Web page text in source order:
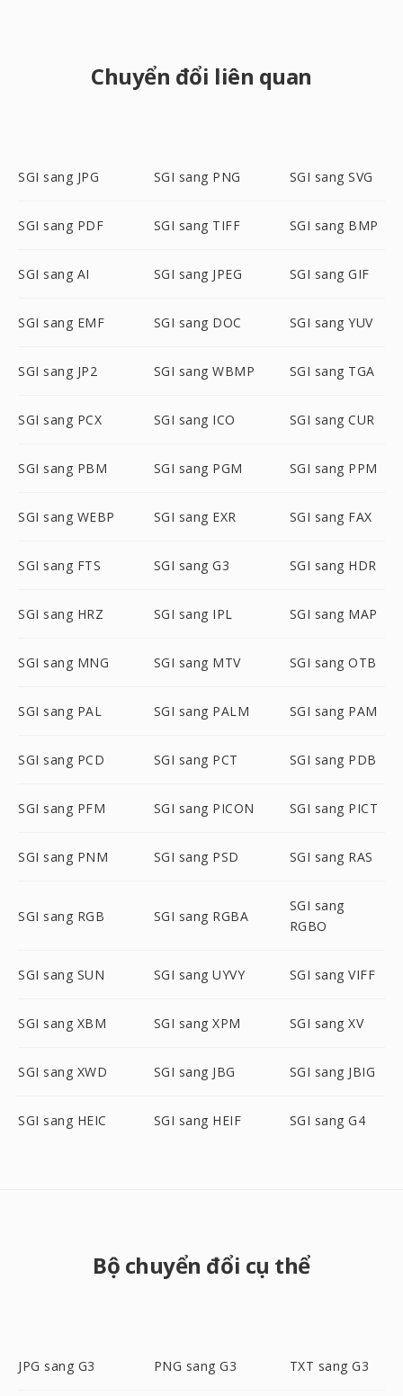
Chuyển đổi liên quan
SGI sang JPG SGI sang PNG SGI sang SVG
SGI sang PDF SGI sang TIFF SGI sang BMP
SGI sang AI SGI sang JPEG SGI sang GIF
SGI sang EMF SGI sang DOC SGI sang YUV
SGI sang JP2 SGI sang WBMP SGI sang TGA
SGI sang PCX SGI sang ICO SGI sang CUR
SGI sang PBM SGI sang PGM SGI sang PPM
SGI sang WEBP SGI sang EXR SGI sang FAX
SGI sang FTS SGI sang G3 SGI sang HDR
SGI sang HRZ SGI sang IPL SGI sang MAP
SGI sang MNG SGI sang MTV SGI sang OTB
SGI sang PAL SGI sang PALM SGI sang PAM
SGI sang PCD SGI sang PCT SGI sang PDB
SGI sang PFM SGI sang PICON SGI sang PICT
SGI sang PNM SGI sang PSD SGI sang RAS
SGI sang RGB SGI sang RGBA
SGI sang
RGBO
SGI sang SUN SGI sang UYVY SGI sang VIFF
SGI sang XBM SGI sang XPM SGI sang XV
SGI sang XWD SGI sang JBG SGI sang JBIG
SGI sang HEIC SGI sang HEIF SGI sang G4
Bộ chuyển đổi cụ thể
JPG sang G3 PNG sang G3 TXT sang G3